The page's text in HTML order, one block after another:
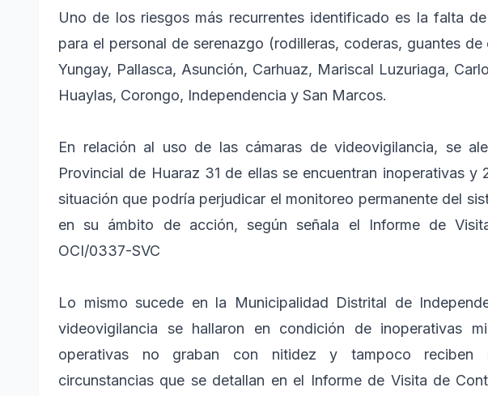
Uno de los riesgos más recurrentes identificado es la falta
para el personal de serenazgo (rodilleras, coderas, guantes de
Yungay, Pallasca, Asunción, Carhuaz, Mariscal Luzuriaga,
Huaylas, Corongo, Independencia y San Marcos.
En relación al uso de las cámaras de videovigilancia, se
Provincial de Huaraz 31 de ellas se encuentran inoperativas y
situación que podría perjudicar el monitoreo permanente del
en su ámbito de acción, según señala el Informe de
OCI/0337-SVC
Lo mismo sucede en la Municipalidad Distrital de
videovigilancia se hallaron en condición de inoperativas
operativas no graban con nitidez y tampoco reciben
circunstancias que se detallan en el Informe de Visita de